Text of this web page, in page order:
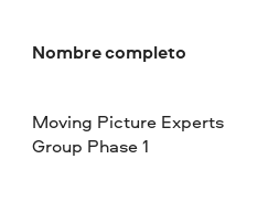
Nombre completo
Moving Picture Experts
Group Phase 1